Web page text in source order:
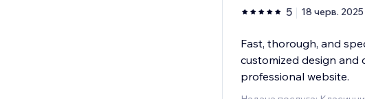
5 18 черв. 2025
Fast, thorough, and
customized design and
professional website.